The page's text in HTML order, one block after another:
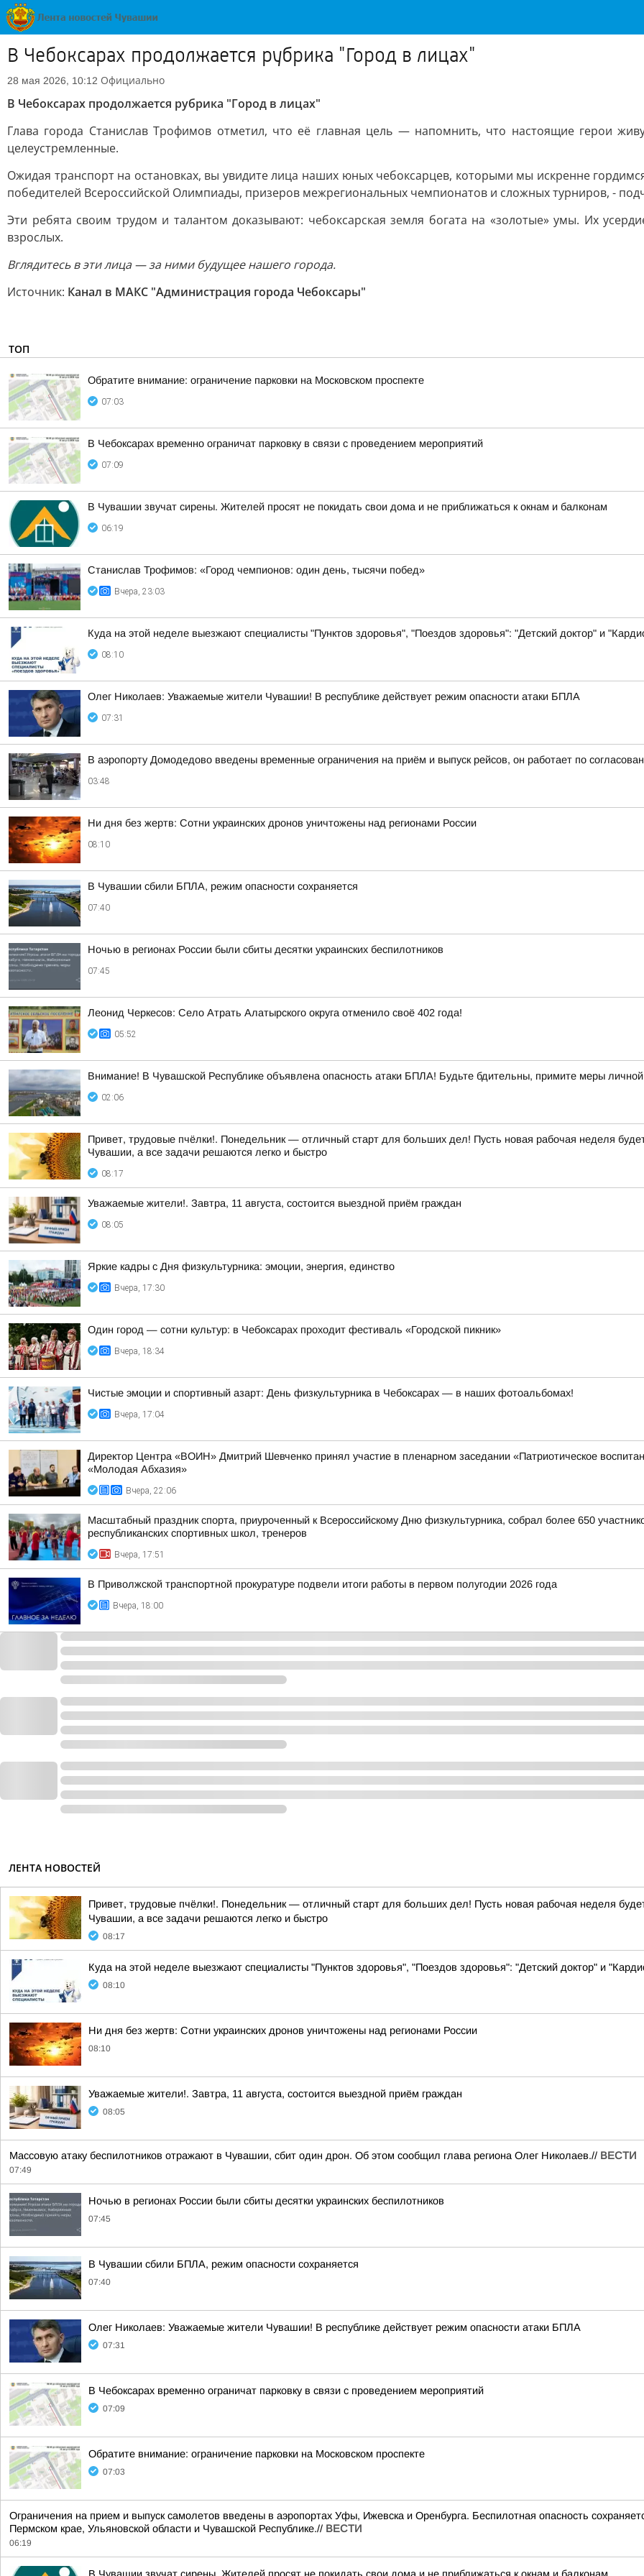
В Чебоксарах продолжается рубрика "Город в лицах"
28 мая 2026, 10:12 Официально
В Чебоксарах продолжается рубрика "Город в лицах"
Глава города Станислав Трофимов отметил, что её главная цель — напомнить, что настоящие герои
целеустремленные.
Ожидая транспорт на остановках, вы увидите лица наших юных чебоксарцев, которыми мы искренне
победителей Всероссийской Олимпиады, призеров межрегиональных чемпионатов и сложных турниров, -
Эти ребята своим трудом и талантом доказывают: чебоксарская земля богата на «золотые» умы. Их
взрослых.
Вглядитесь в эти лица — за ними будущее нашего города.
Источник: Канал в МАКС "Администрация города Чебоксары"
ТОП
Обратите внимание: ограничение парковки на Московском проспекте
07:03
В Чебоксарах временно ограничат парковку в связи с проведением мероприятий
07:09
В Чувашии звучат сирены. Жителей просят не покидать свои дома и не приближаться к окнам и балконам
06:19
Станислав Трофимов: «Город чемпионов: один день, тысячи побед»
Вчера, 23:03
Куда на этой неделе выезжают специалисты "Пунктов здоровья", "Поездов здоровья": "Детский доктор" и
08:10
Олег Николаев: Уважаемые жители Чувашии! В республике действует режим опасности атаки БПЛА
07:31
В аэропорту Домодедово введены временные ограничения на приём и выпуск рейсов, он работает по
03:48
Ни дня без жертв: Сотни украинских дронов уничтожены над регионами России
08:10
В Чувашии сбили БПЛА, режим опасности сохраняется
07:40
Ночью в регионах России были сбиты десятки украинских беспилотников
07:45
Леонид Черкесов: Село Атрать Алатырского округа отменило своё 402 года!
05:52
Внимание! В Чувашской Республике объявлена опасность атаки БПЛА! Будьте бдительны, примите меры личной
02:06
Привет, трудовые пчёлки!. Понедельник — отличный старт для больших дел! Пусть новая рабочая неделя
Чувашии, а все задачи решаются легко и быстро
08:17
Уважаемые жители!. Завтра, 11 августа, состоится выездной приём граждан
08:05
Яркие кадры с Дня физкультурника: эмоции, энергия, единство
Вчера, 17:30
Один город — сотни культур: в Чебоксарах проходит фестиваль «Городской пикник»
Вчера, 18:34
Чистые эмоции и спортивный азарт: День физкультурника в Чебоксарах — в наших фотоальбомах!
Вчера, 17:04
Директор Центра «ВОИН» Дмитрий Шевченко принял участие в пленарном заседании «Патриотическое
«Молодая Абхазия»
Вчера, 22:06
Масштабный праздник спорта, приуроченный к Всероссийскому Дню физкультурника, собрал более 650
республиканских спортивных школ, тренеров
Вчера, 17:51
В Приволжской транспортной прокуратуре подвели итоги работы в первом полугодии 2026 года
Вчера, 18:00
ЛЕНТА НОВОСТЕЙ
Привет, трудовые пчёлки!. Понедельник — отличный старт для больших дел! Пусть новая рабочая неделя
Чувашии, а все задачи решаются легко и быстро
08:17
Куда на этой неделе выезжают специалисты "Пунктов здоровья", "Поездов здоровья": "Детский доктор" и
08:10
Ни дня без жертв: Сотни украинских дронов уничтожены над регионами России
08:10
Уважаемые жители!. Завтра, 11 августа, состоится выездной приём граждан
08:05
Массовую атаку беспилотников отражают в Чувашии, сбит один дрон. Об этом сообщил глава региона Олег Николаев.// ВЕСТИ
07:49
Ночью в регионах России были сбиты десятки украинских беспилотников
07:45
В Чувашии сбили БПЛА, режим опасности сохраняется
07:40
Олег Николаев: Уважаемые жители Чувашии! В республике действует режим опасности атаки БПЛА
07:31
В Чебоксарах временно ограничат парковку в связи с проведением мероприятий
07:09
Обратите внимание: ограничение парковки на Московском проспекте
07:03
Ограничения на прием и выпуск самолетов введены в аэропортах Уфы, Ижевска и Оренбурга. Беспилотная опасность
Пермском крае, Ульяновской области и Чувашской Республике.// ВЕСТИ
06:19